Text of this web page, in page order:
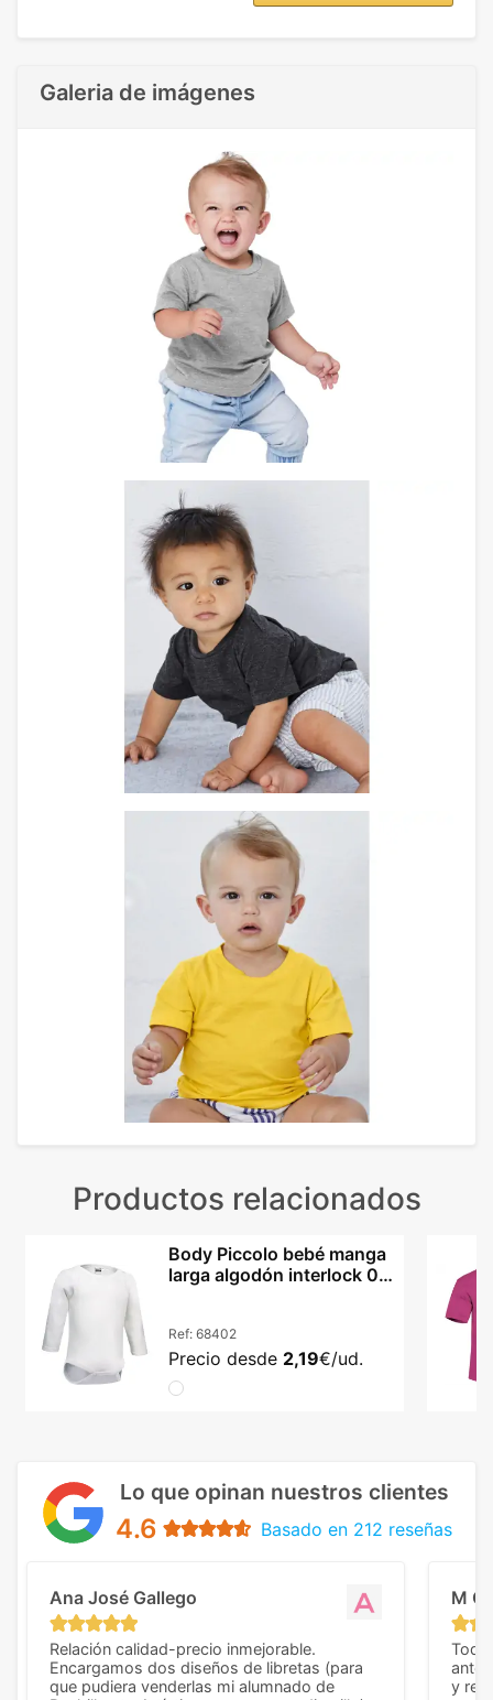
Galeria de imágenes
Productos relacionados
Body Piccolo bebé manga
larga algodón interlock 0-
Ref: 68402
Precio desde 2,19€/ud.
Lo que opinan nuestros clientes
4.6 Basado en 212 reseñas
Ana José Gallego
Relación calidad-precio inmejorable.
Encargamos dos diseños de libretas (para
que pudiera venderlas mi alumnado de
M C
Todo
y